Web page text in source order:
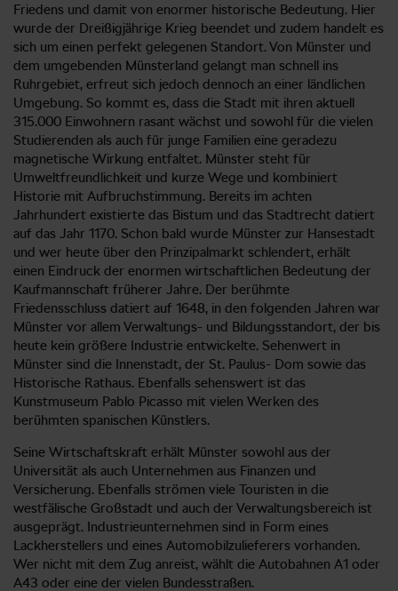
Friedens und damit von enormer historische Bedeutung. Hier
wurde der Dreißigjährige Krieg beendet und zudem handelt es
sich um einen perfekt gelegenen Standort. Von Münster und
dem umgebenden Münsterland gelangt man schnell ins
Ruhrgebiet, erfreut sich jedoch dennoch an einer ländlichen
Umgebung. So kommt es, dass die Stadt mit ihren aktuell
315.000 Einwohnern rasant wächst und sowohl für die vielen
Studierenden als auch für junge Familien eine geradezu
magnetische Wirkung entfaltet. Münster steht für
Umweltfreundlichkeit und kurze Wege und kombiniert
Historie mit Aufbruchstimmung. Bereits im achten
Jahrhundert existierte das Bistum und das Stadtrecht datiert
auf das Jahr 1170. Schon bald wurde Münster zur Hansestadt
und wer heute über den Prinzipalmarkt schlendert, erhält
einen Eindruck der enormen wirtschaftlichen Bedeutung der
Kaufmannschaft früherer Jahre. Der berühmte
Friedensschluss datiert auf 1648, in den folgenden Jahren war
Münster vor allem Verwaltungs- und Bildungsstandort, der bis
heute kein größere Industrie entwickelte. Sehenwert in
Münster sind die Innenstadt, der St. Paulus- Dom sowie das
Historische Rathaus. Ebenfalls sehenswert ist das
Kunstmuseum Pablo Picasso mit vielen Werken des
berühmten spanischen Künstlers.
Seine Wirtschaftskraft erhält Münster sowohl aus der
Universität als auch Unternehmen aus Finanzen und
Versicherung. Ebenfalls strömen viele Touristen in die
westfälische Großstadt und auch der Verwaltungsbereich ist
ausgeprägt. Industrieunternehmen sind in Form eines
Lackherstellers und eines Automobilzulieferers vorhanden.
Wer nicht mit dem Zug anreist, wählt die Autobahnen A1 oder
A43 oder eine der vielen Bundesstraßen.